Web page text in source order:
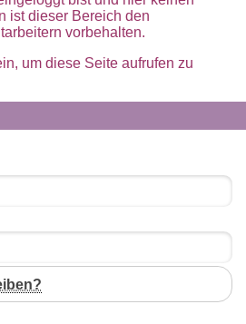
ist dieser Bereich den
vorbehalten.
um diese Seite aufrufen zu